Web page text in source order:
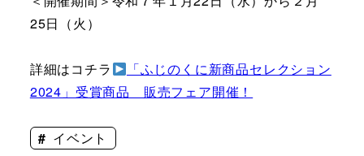
25日（火）
詳細はコチラ
「ふじのくに新商品セレクション
2024」受賞商品 販売フェア開催！
イベント